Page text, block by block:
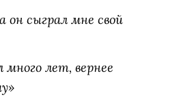
он сыграл мне свой
лет, вернее